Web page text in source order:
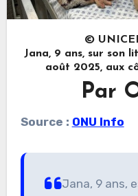
©
Jana, 9 ans, sur son
août 2025, aux
Par
Source : ONU Info
Jana, 9 ans,